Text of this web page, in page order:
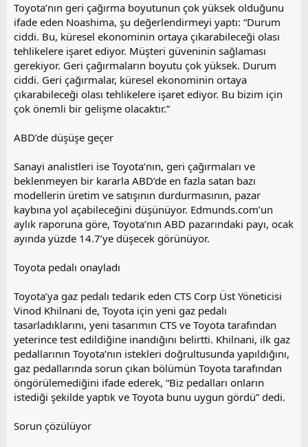
Toyota’nın geri çağırma boyutunun çok yüksek olduğunu
ifade eden Noashima, şu değerlendirmeyi yaptı: “Durum
ciddi. Bu, küresel ekonominin ortaya çıkarabileceği olası
tehlikelere işaret ediyor. Müşteri güveninin sağlaması
gerekiyor. Geri çağırmaların boyutu çok yüksek. Durum
ciddi. Geri çağırmalar, küresel ekonominin ortaya
çıkarabileceği olası tehlikelere işaret ediyor. Bu bizim için
çok önemli bir gelişme olacaktır.”
ABD’de düşüşe geçer
Sanayi analistleri ise Toyota’nın, geri çağırmaları ve
beklenmeyen bir kararla ABD’de en fazla satan bazı
modellerin üretim ve satışının durdurmasının, pazar
kaybına yol açabileceğini düşünüyor. Edmunds.com’un
aylık raporuna göre, Toyota’nın ABD pazarındaki payı, ocak
ayında yüzde 14.7’ye düşecek görünüyor.
Toyota pedalı onayladı
Toyota’ya gaz pedalı tedarik eden CTS Corp Üst Yöneticisi
Vinod Khilnani de, Toyota için yeni gaz pedalı
tasarladıklarını, yeni tasarımın CTS ve Toyota tarafından
yeterince test edildiğine inandığını belirtti. Khilnani, ilk gaz
pedallarının Toyota’nın istekleri doğrultusunda yapıldığını,
gaz pedallarında sorun çıkan bölümün Toyota tarafından
öngörülemediğini ifade ederek, “Biz pedalları onların
istediği şekilde yaptık ve Toyota bunu uygun gördü” dedi.
Sorun çözülüyor